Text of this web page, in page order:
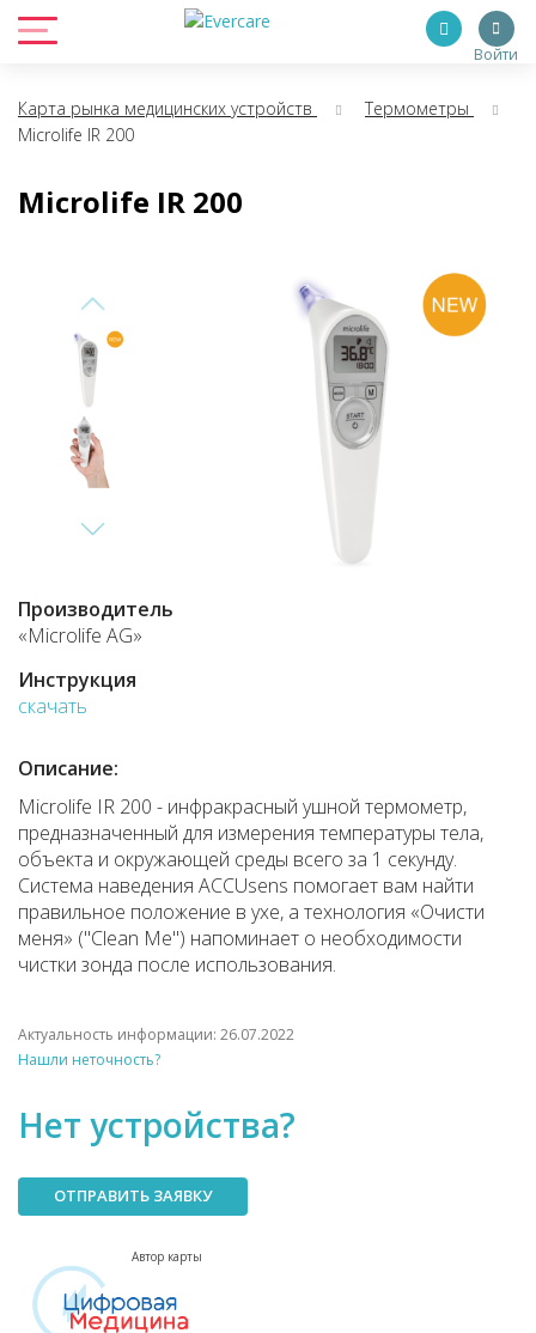
Войти
Карта рынка медицинских устройств
Термометры
Microlife IR 200
Microlife IR 200
Производитель
«Microlife AG»
Инструкция
скачать
Описание:
Microlife IR 200 - инфракрасный ушной термометр,
предназначенный для измерения температуры тела,
объекта и окружающей среды всего за 1 секунду.
Система наведения ACCUsens помогает вам найти
правильное положение в ухе, а технология «Очисти
меня» ("Clean Me") напоминает о необходимости
чистки зонда после использования.
Актуальность информации: 26.07.2022
Нашли неточность?
Нет устройства?
ОТПРАВИТЬ ЗАЯВКУ
Автор карты